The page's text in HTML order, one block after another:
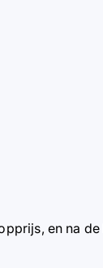
en na